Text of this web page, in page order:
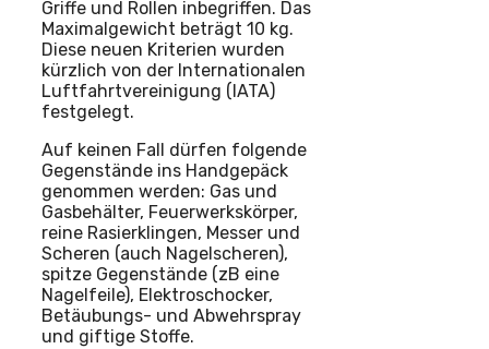
Griffe und Rollen inbegriffen. Das
Maximalgewicht beträgt 10 kg.
Diese neuen Kriterien wurden
kürzlich von der Internationalen
Luftfahrtvereinigung (IATA)
festgelegt.
Auf keinen Fall dürfen folgende
Gegenstände ins Handgepäck
genommen werden: Gas und
Gasbehälter, Feuerwerkskörper,
reine Rasierklingen, Messer und
Scheren (auch Nagelscheren),
spitze Gegenstände (zB eine
Nagelfeile), Elektroschocker,
Betäubungs- und Abwehrspray
und giftige Stoffe.